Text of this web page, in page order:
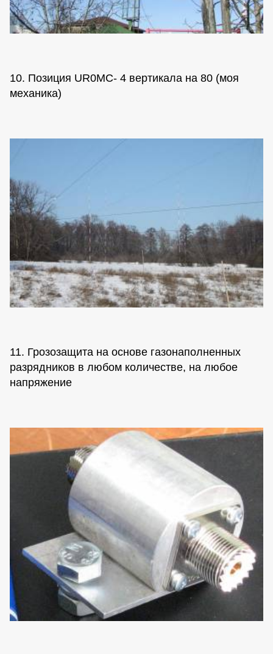
10. Позиция UR0MC- 4 вертикала на 80 (моя
механика)
11. Грозозащита на основе газонаполненных
разрядников в любом количестве, на любое
напряжение